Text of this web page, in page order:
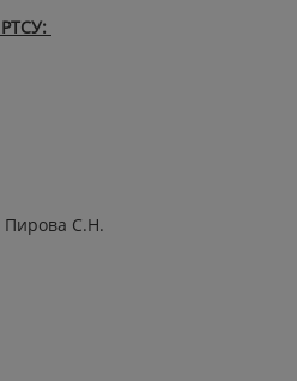
Пирова С.Н.